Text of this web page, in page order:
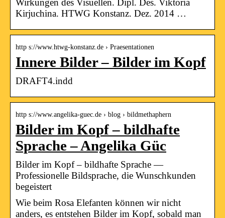
Wirkungen des Visuellen. Dipl. Des. Viktoria
Kirjuchina. HTWG Konstanz. Dez. 2014 …
http s://www.htwg-konstanz.de › Praesentationen
Innere Bilder – Bilder im Kopf
DRAFT4.indd
http s://www.angelika-guec.de › blog › bildmethaphern
Bilder im Kopf – bildhafte
Sprache – Angelika Güc
Bilder im Kopf – bildhafte Sprache —
Professionelle Bildsprache, die Wunschkunden
begeistert
Wie beim Rosa Elefanten können wir nicht
anders, es entstehen Bilder im Kopf, sobald man